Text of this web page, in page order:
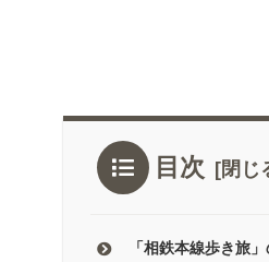
目次
「相鉄本線歩き旅